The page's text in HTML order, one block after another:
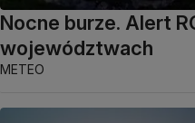
Nocne burze. Alert
województwach
METEO